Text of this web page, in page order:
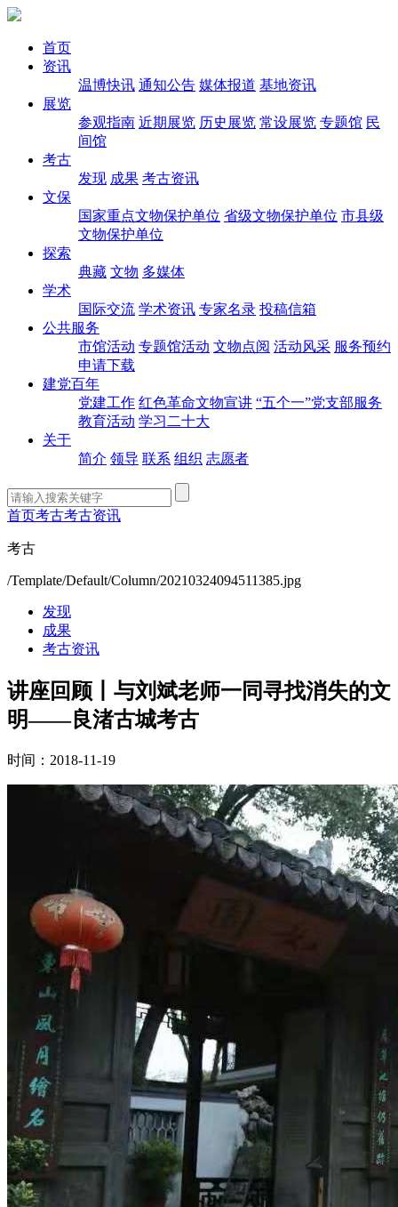
首页
资讯
温博快讯 通知公告 媒体报道 基地资讯
展览
参观指南 近期展览 历史展览 常设展览 专题馆 民
间馆
考古
发现 成果 考古资讯
文保
国家重点文物保护单位 省级文物保护单位 市县级
文物保护单位
探索
典藏 文物 多媒体
学术
国际交流 学术资讯 专家名录 投稿信箱
公共服务
市馆活动 专题馆活动 文物点阅 活动风采 服务预约
申请下载
建党百年
党建工作 红色革命文物宣讲 “五个一”党支部服务
教育活动 学习二十大
关于
简介 领导 联系 组织 志愿者
首页考古考古资讯
考古
/Template/Default/Column/20210324094511385.jpg
发现
成果
考古资讯
讲座回顾丨与刘斌老师一同寻找消失的文
明——良渚古城考古
时间：2018-11-19